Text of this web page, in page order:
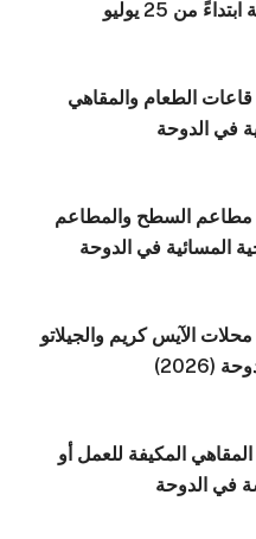
من 25 يوليو
الطعام والمقاهي
في الدوحة
السطح والمطاعم
المسائية في الدوحة
الآيس كريم والجيلاتو
(2026)
المكيفة للعمل أو
في الدوحة